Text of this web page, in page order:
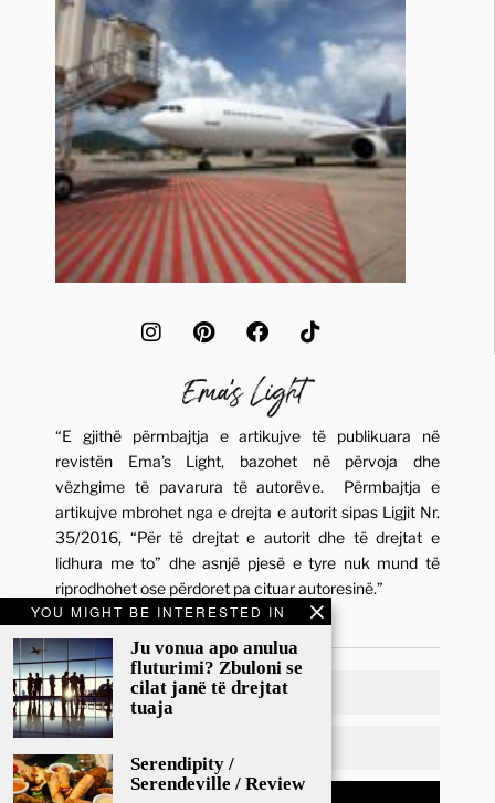
YOU MIGHT BE INTERESTED IN
Ju vonua apo anulua
fluturimi? Zbuloni se
cilat janë të drejtat
tuaja
Serendipity /
Serendeville / Review
“E gjithë përmbajtja e artikujve të publikuara në
revistën Ema’s Light, bazohet në përvoja dhe
vëzhgime të pavarura të autorëve. Përmbajtja e
artikujve mbrohet nga e drejta e autorit sipas Ligjit Nr.
35/2016, “Për të drejtat e autorit dhe të drejtat e
lidhura me to” dhe asnjë pjesë e tyre nuk mund të
riprodhohet ose përdoret pa cituar autoresinë.”
ABONOHUNI